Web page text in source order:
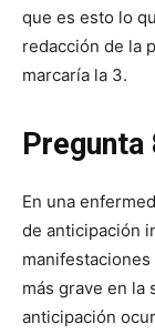
que es esto lo
redacción de la
marcaría la 3.
Pregunta
En una
de anticipación
más grave en la
anticipación